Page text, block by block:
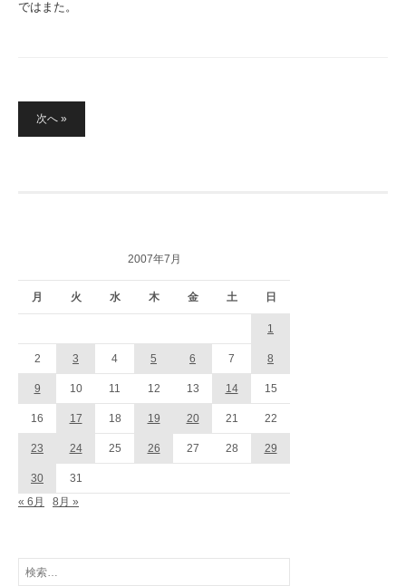
ではまた。
の
次へ »
2007年7月
月 火 水 木 金 土 日
1
2 3 4 5 6 7 8
9 10 11 12 13 14 15
16 17 18 19 20 21 22
23 24 25 26 27 28 29
30 31
« 6月 8月 »
検
索: